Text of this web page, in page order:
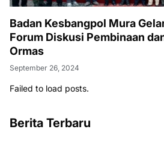
Badan Kesbangpol Mura
Forum Diskusi Pembinaan
Ormas
September 26, 2024
Failed to load posts.
Berita Terbaru